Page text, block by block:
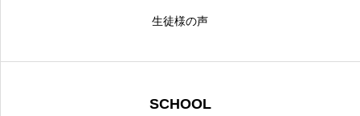
生徒様の声
SCHOOL